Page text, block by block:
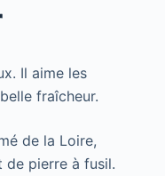
Il aime les
fraîcheur.
de la Loire,
de pierre à fusil.